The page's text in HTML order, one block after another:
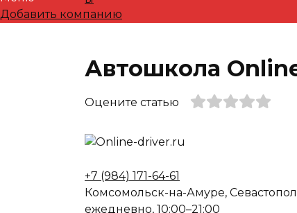
Добавить компанию
Автошкола
Оцените статью
+7 (984) 171-64-61
Комсомольск-на-Амуре,
ежедневно, 10:00–21:00